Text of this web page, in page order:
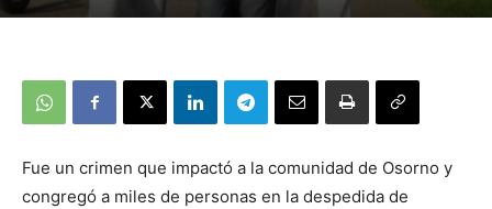
Fue un crimen que impactó a la comunidad de Osorno y
congregó a miles de personas en la despedida de